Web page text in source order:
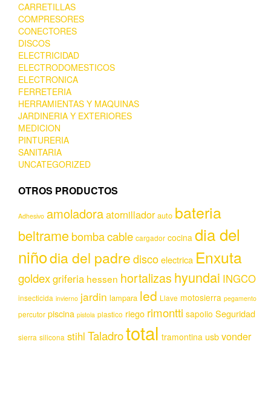
CARRETILLAS
COMPRESORES
CONECTORES
DISCOS
ELECTRICIDAD
ELECTRODOMESTICOS
ELECTRONICA
FERRETERIA
HERRAMIENTAS Y MAQUINAS
JARDINERIA Y EXTERIORES
MEDICION
PINTURERIA
SANITARIA
UNCATEGORIZED
OTROS PRODUCTOS
Adhesivo amoladoraatornillador auto bateria
beltramebombacable cargador cocina dia del
niñodia del padrediscoelectrica Enxuta
goldexgriferia hessen hortalizas hyundai INGCO
insecticida invierno jardin lampara led Llave motosierra pegamento
percutor piscina pistola plastico riego rimontti sapolio Seguridad
sierra silicona stihl Taladrototal tramontina usbvonder